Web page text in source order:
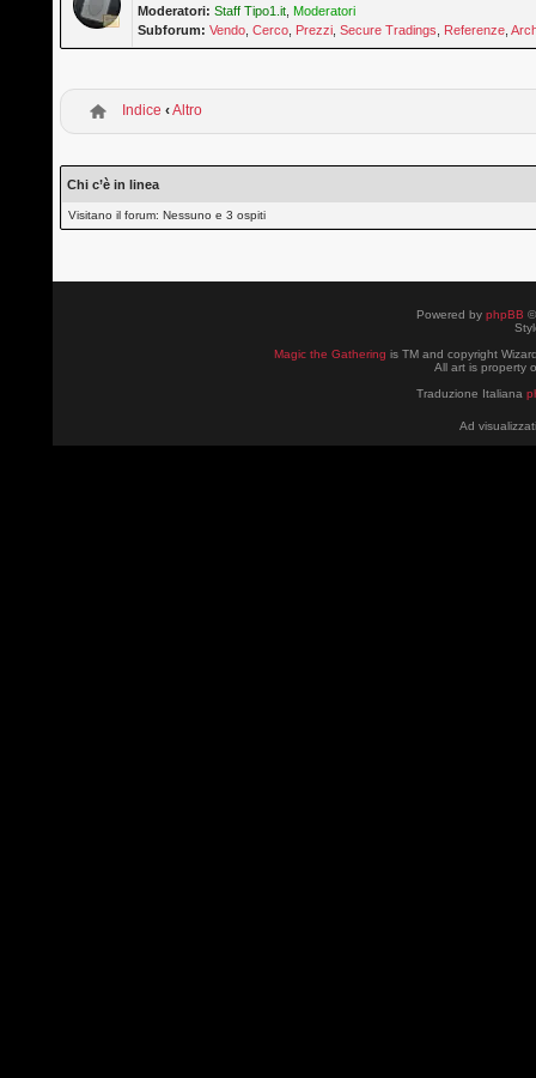
Moderatori: Staff Tipo1.it Moderatori
Subforum:Vendo ,Cerco Prezzi ,Secure Tradings Referenze ,
Indice ‹Altro
Chi c’è in linea
Visitano il forum: Nessuno e 3 ospiti
Powered by phpBB
Magic the Gathering is TM and copyright
All art is property
Traduzione Italiana
Ad